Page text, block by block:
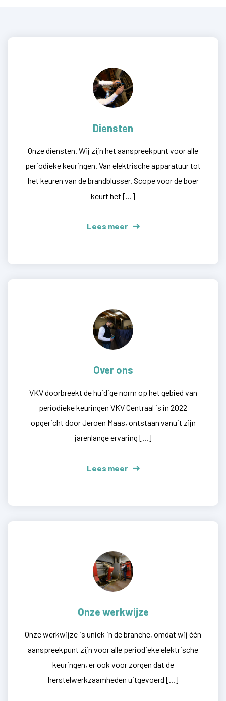
Diensten
Onze diensten. Wij zijn het aanspreekpunt voor alle
periodieke keuringen. Van elektrische apparatuur tot
het keuren van de brandblusser. Scope voor de boer
keurt het [...]
Lees meer
Over ons
VKV doorbreekt de huidige norm op het gebied van
periodieke keuringen VKV Centraal is in 2022
opgericht door Jeroen Maas, ontstaan vanuit zijn
jarenlange ervaring [...]
Lees meer
Onze werkwijze
Onze werkwijze is uniek in de branche, omdat wij één
aanspreekpunt zijn voor alle periodieke elektrische
keuringen, er ook voor zorgen dat de
herstelwerkzaamheden uitgevoerd [...]